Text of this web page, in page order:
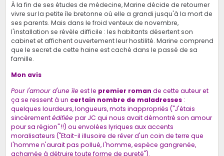
À la fin de ses études de médecine, Marine décide de retourner
vivre sur la petite île bretonne où elle a grandi jusqu'à la mort de
ses parents. Mais dans le froid venteux de novembre,
l'installation se révèle difficile : les habitants désertent son
cabinet et affichent ouvertement leur hostilité. Marine comprend
que le secret de cette haine est caché dans le passé de sa
famille.
Mon avis
Pour l'amour d'une îleest le premier roman de cette auteur et
ça se ressent à un certain nombre de maladresses:
quelques lourdeurs, longueurs, mots inappropriés ("J'étais
sincèrementédifiée par JC qui nous avait démontré son amour
pour sa région" !!) ou envolées lyriques aux accents
moralisateurs ("Etait-il illusoire de rêver d'un coin de terre que
l'homme n'aurait pas pollué, l'homme, espèce gangrenée,
acharnée à détruire toute forme de pureté").